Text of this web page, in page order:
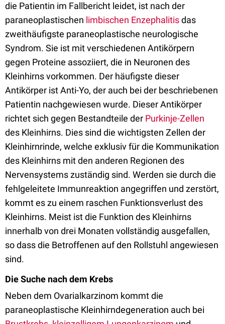
die Patientin im Fallbericht leidet, ist nach der
paraneoplastischen limbischen Enzephalitisdas
zweithäufigste paraneoplastische neurologische
Syndrom. Sie ist mit verschiedenen Antikörpern
gegen Proteine assoziiert, die in Neuronen des
Kleinhirns vorkommen. Der häufigste dieser
Antikörper ist Anti-Yo, der auch bei der beschriebenen
Patientin nachgewiesen wurde. Dieser Antikörper
richtet sich gegen Bestandteile der Purkinje-Zellen
des Kleinhirns. Dies sind die wichtigsten Zellen der
Kleinhirnrinde, welche exklusiv für die Kommunikation
des Kleinhirns mit den anderen Regionen des
Nervensystems zuständig sind. Werden sie durch die
fehlgeleitete Immunreaktion angegriffen und zerstört,
kommt es zu einem raschen Funktionsverlust des
Kleinhirns. Meist ist die Funktion des Kleinhirns
innerhalb von drei Monaten vollständig ausgefallen,
so dass die Betroffenen auf den Rollstuhl angewiesen
sind.
Die Suche nach dem Krebs
Neben dem Ovarialkarzinom kommt die
paraneoplastische Kleinhirndegeneration auch bei